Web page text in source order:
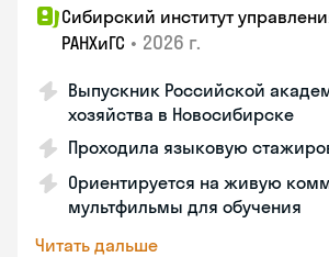
Сибирский институт
РАНХиГС • 2026 г.
Выпускник Российской
хозяйства в Новосибирске
Проходила языковую
Ориентируется на живую
мультфильмы для обучения
Читать дальше